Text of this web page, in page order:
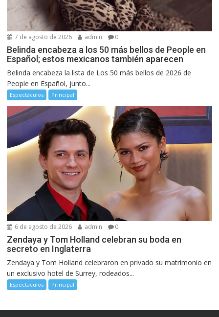
7 de agosto de 2026 admin 0
Belinda encabeza a los 50 más bellos de People en
Español; estos mexicanos también aparecen
Belinda encabeza la lista de Los 50 más bellos de 2026 de
People en Español, junto...
Espectáculos Principal
6 de agosto de 2026 admin 0
Zendaya y Tom Holland celebran su boda en
secreto en Inglaterra
Zendaya y Tom Holland celebraron en privado su matrimonio en
un exclusivo hotel de Surrey, rodeados...
Espectáculos Principal